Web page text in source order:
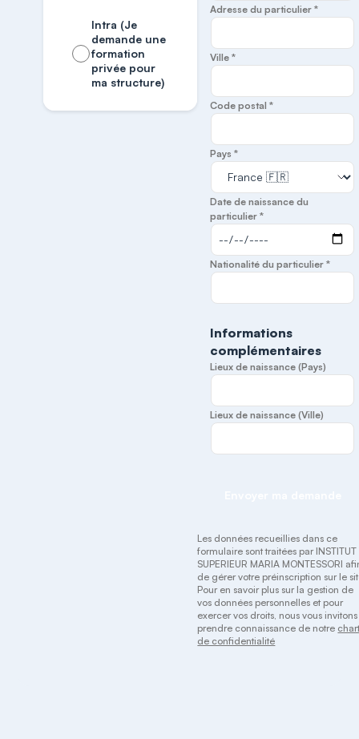
Intra (Je
demande une
formation
privée pour
ma structure)
Adresse du particulier *
Ville *
Code postal *
Pays *
Date de naissance du
particulier *
Nationalité du particulier *
Informations
complémentaires
Lieux de naissance (Pays)
Lieux de naissance (Ville)
Les données recueillies dans ce
formulaire sont traitées par INSTITUT
SUPERIEUR MARIA MONTESSORI
de gérer votre préinscription sur le
Pour en savoir plus sur la gestion de
vos données personnelles et pour
exercer vos droits, nous vous
prendre connaissance de notre
de confidentialité